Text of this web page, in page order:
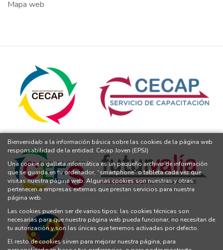
Mapa web
Bienvenida/o a la información básica sobre las cookies de la página web
responsabilidad de la entidad: Cecap Joven (EPSJ)
Una cookie o galleta informática es un pequeño archivo de información
que se guarda en tu ordenador, “smartphone” o tableta cada vez que
visitas nuestra página web. Algunas cookies son nuestras y otras
pertenecen a empresas externas que prestan servicios para nuestra
página web.
Las cookies pueden ser de varios tipos: las cookies técnicas son
necesarias para que nuestra página web pueda funcionar, no necesitan de
tu autorización y son las únicas que tenemos activadas por defecto.
El resto de cookies sirven para mejorar nuestra página, para